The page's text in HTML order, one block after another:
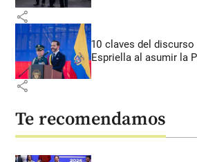
share
10 claves del
Espriella al asumir la
share
Te recomendamos